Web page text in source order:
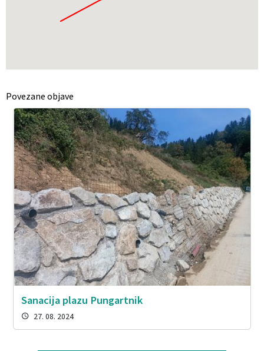
Povezane objave
Sanacija plazu Pungartnik
27. 08. 2024